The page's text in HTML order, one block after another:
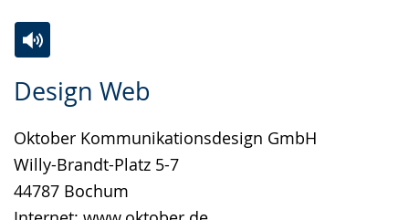
Design Web
Oktober Kommunikationsdesign GmbH
Willy-Brandt-Platz 5-7
44787 Bochum
Leichten
wechseln.
Audio-
Video
Deutscher
Gebärdensprache
wird